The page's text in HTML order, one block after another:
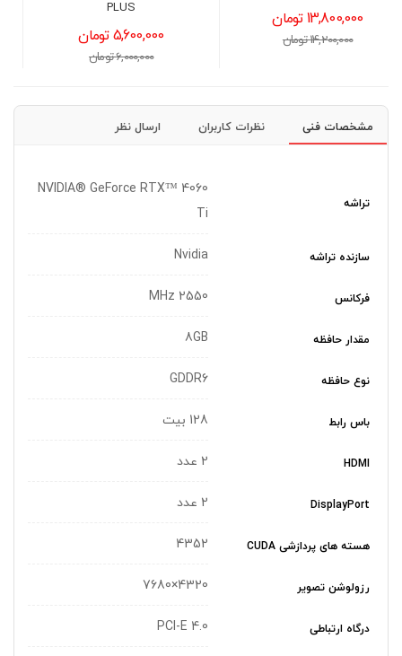
5,600,000 تومان
UD1000GM PG5
35,200,000 تومان
36,000,000 تومان
مشخصات فنی نظرات کاربران ارسال نظر
تراشه
NVIDIA® GeForce RTX™ 4060
Ti
سازنده تراشه Nvidia
فرکانس 2550 MHz
مقدار حافظه 8GB
نوع حافظه GDDR6
باس رابط 128 بیت
HDMI 2 عدد
DisplayPort 2 عدد
هسته های پردازشی CUDA 4352
رزولوشن تصویر 7‎680×4320
درگاه ارتباطی PCI-E 4.0